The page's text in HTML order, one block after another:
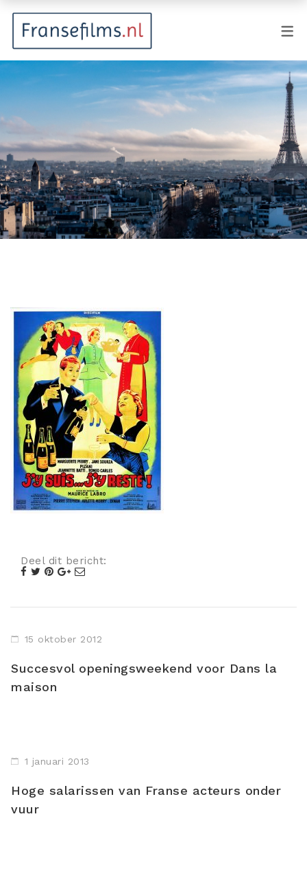
Animatie
Documentaire
Drama
Fantasy
Horror
Misdaad
Musical
Oorlogsfilm
Romantische komedie
Thriller
Deel dit bericht:
15 oktober 2012
Succesvol openingsweekend voor Dans la
maison
1 januari 2013
Hoge salarissen van Franse acteurs onder
vuur